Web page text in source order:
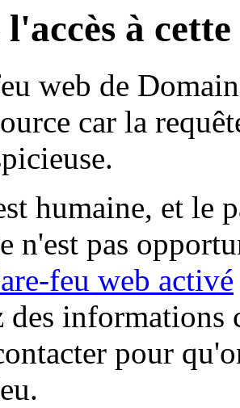
l'accès à
web de
car la
humaine, et le
n'est pas
feu web activé
des informations
pour